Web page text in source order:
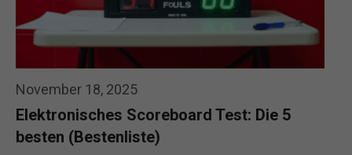
November 18, 2025
Elektronisches Scoreboard Test: Die 5
besten (Bestenliste)